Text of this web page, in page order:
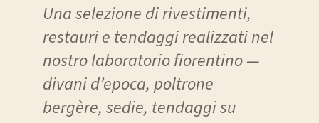
Una selezione di rivestimenti,
restauri e tendaggi realizzati nel
nostro laboratorio fiorentino —
divani d’epoca, poltrone
bergère, sedie, tendaggi su